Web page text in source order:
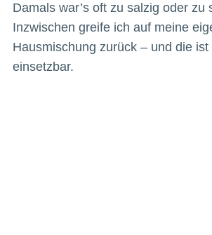
Damals war’s oft zu salzig oder zu
Inzwischen greife ich auf meine
Hausmischung zurück – und die ist
einsetzbar.